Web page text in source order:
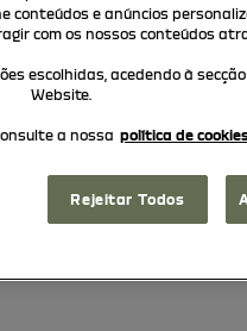
conteúdos e anúncios
com os nossos conteúdos
escolhidas, acedendo à
Website.
a nossa política de
Rejeitar Todos